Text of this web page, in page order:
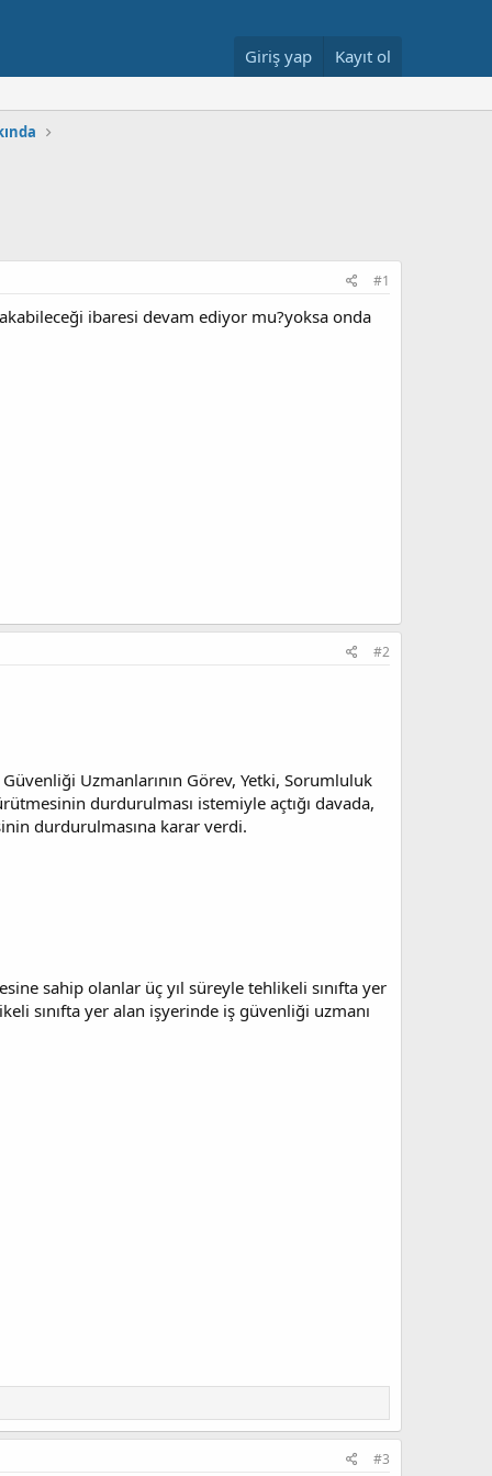
Giriş yap Kayıt ol
#1
ibaresi devam ediyor mu?yoksa onda
#2
Uzmanlarının Görev, Yetki, Sorumluluk
durdurulması istemiyle açtığı davada,
durdurulmasına karar verdi.
sahip olanlar üç yıl süreyle tehlikeli sınıfta yer
sınıfta yer alan işyerinde iş güvenliği uzmanı
#3